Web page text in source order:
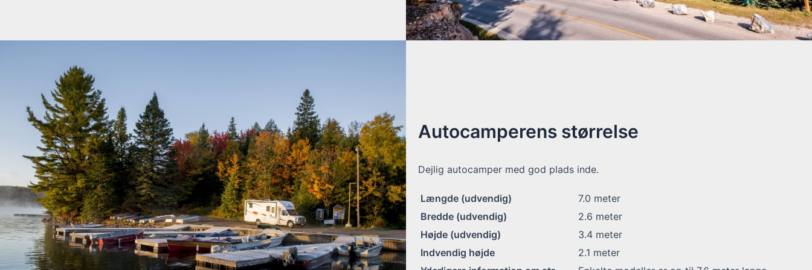
Autocamperens størrelse
Dejlig autocamper med god plads inde.
Længde (udvendig) 7.0 meter
Bredde (udvendig)
2.6 meter
Højde (udvendig)
3.4 meter
Indvendig højde
2.1 meter